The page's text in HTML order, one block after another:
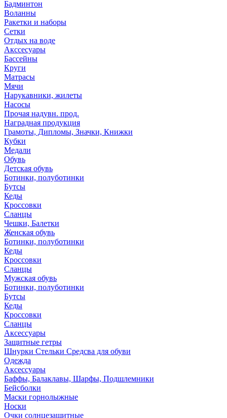
Бадминтон
Воланны
Ракетки и наборы
Сетки
Отдых на воде
Акссесуары
Бассейны
Круги
Матрасы
Мячи
Нарукавники, жилеты
Насосы
Прочая надувн. прод.
Наградная продукция
Грамоты, Дипломы, Значки, Книжки
Кубки
Медали
Обувь
Детская обувь
Ботинки, полуботинки
Бутсы
Кеды
Кроссовки
Сланцы
Чешки, Балетки
Женская обувь
Ботинки, полуботинки
Кеды
Кроссовки
Сланцы
Мужская обувь
Ботинки, полуботинки
Бутсы
Кеды
Кроссовки
Сланцы
Аксессуары
Защитные гетры
Шнурки Стельки Средсва для обуви
Одежда
Аксессуары
Баффы, Балаклавы, Шарфы, Подшлемники
Бейсболки
Маски горнолыжные
Носки
Очки солнцезащитные